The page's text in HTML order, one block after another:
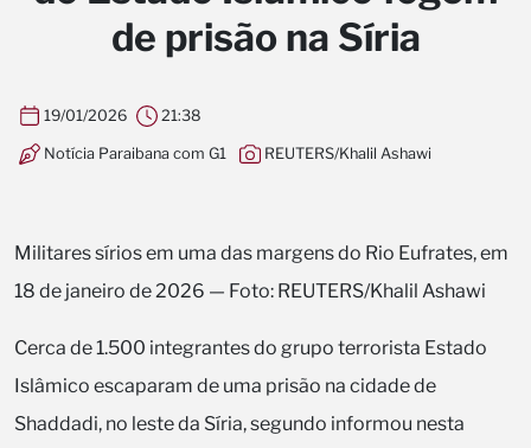
de prisão na Síria
19/01/2026 21:38
Notícia Paraibana com G1 REUTERS/Khalil Ashawi
Militares sírios em uma das margens do Rio Eufrates, em
18 de janeiro de 2026 — Foto: REUTERS/Khalil Ashawi
Cerca de 1.500 integrantes do grupo terrorista Estado
Islâmico escaparam de uma prisão na cidade de
Shaddadi, no leste da Síria, segundo informou nesta